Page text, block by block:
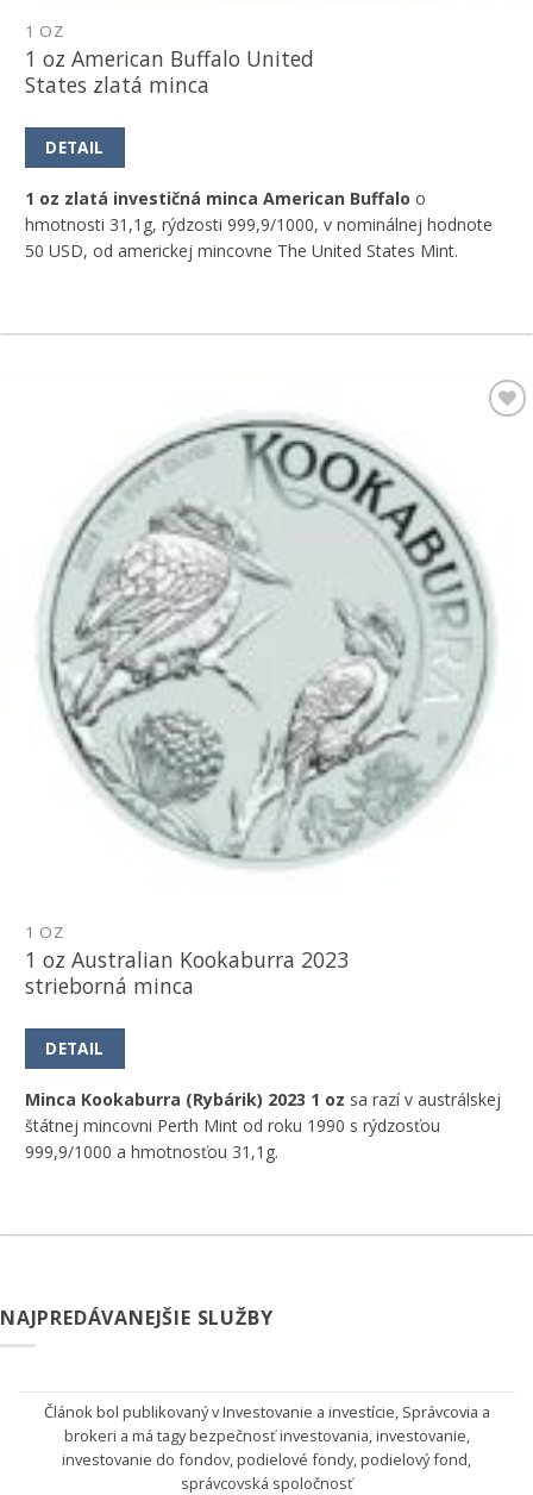
1 OZ
1 oz American Buffalo United
States zlatá minca
DETAIL
1 oz zlatá investičná minca American Buffalo o
hmotnosti 31,1g, rýdzosti 999,9/1000, v nominálnej hodnote
50 USD, od americkej mincovne The United States Mint.
1 OZ
1 oz Australian Kookaburra 2023
strieborná minca
DETAIL
Minca Kookaburra (Rybárik) 2023 1 oz sa razí v austrálskej
štátnej mincovni Perth Mint od roku 1990 s rýdzosťou
999,9/1000 a hmotnosťou 31,1g.
NAJPREDÁVANEJŠIE SLUŽBY
Článok bol publikovaný vInvestovanie a investície, Správcovia a
brokeri a má tagybezpečnosť investovania,investovanie,
investovanie do fondov,podielové fondy,podielový fond,
správcovská spoločnosť